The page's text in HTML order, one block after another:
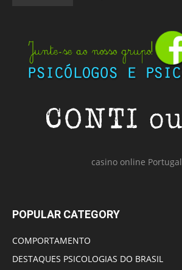
casino online Portugal
POPULAR CATEGORY
COMPORTAMENTO
DESTAQUES PSICOLOGIAS DO BRASIL